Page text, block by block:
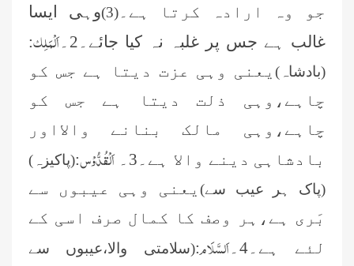
جو وہ ارادہ کرتا ہے۔(3)
وہی ایسا
غالب ہے جس پر غلبہ نہ کیا جائے۔2۔
اَلْمَلِک:
(بادشاہ)یعنی وہی عزت دیتا ہے جس کو
چاہے،وہی ذلت دیتا ہے جس کو
چاہے،وہی مالک بنانے والااور
بادشاہی دینے والا ہے۔3۔
اَلْقُدُّوْس:(پاکیزہ)
(پاک ہر عیب سے) یعنی وہی عیبوں سے
بَری ہے،ہر وصف کا کمال صرف اسی کے
لئے ہے۔4۔
اَلسَّلَام:(سلامتی والا،عیبوں سے